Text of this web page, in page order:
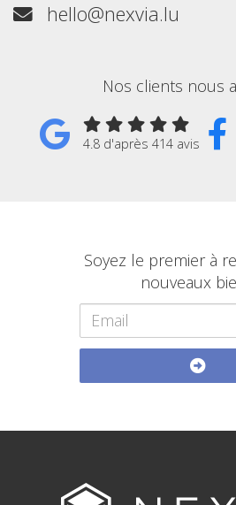
hello@nexvia.lu
Nos clients nous
4.8 d'après 414 avis
Soyez le premier à
nouveaux